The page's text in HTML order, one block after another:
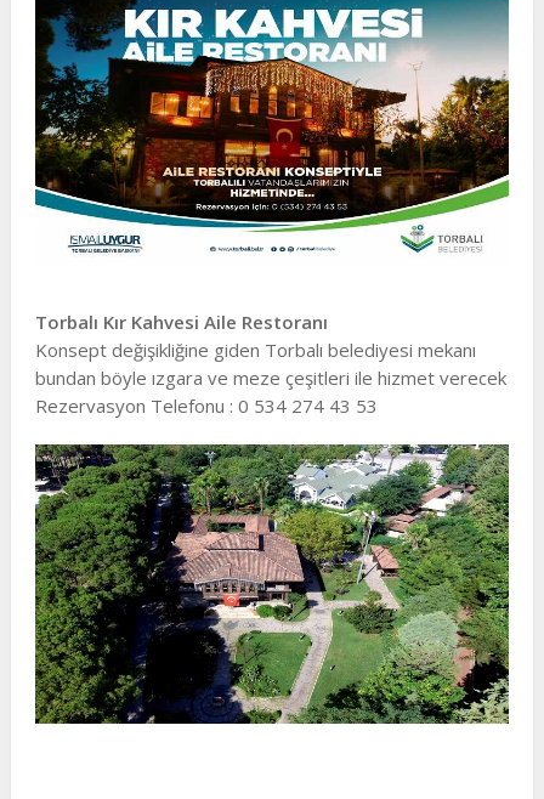
Torbalı Kır Kahvesi Aile Restoranı
Konsept değişikliğine giden Torbalı belediyesi mekanı
bundan böyle ızgara ve meze çeşitleri ile hizmet verecek
Rezervasyon Telefonu : 0 534 274 43 53